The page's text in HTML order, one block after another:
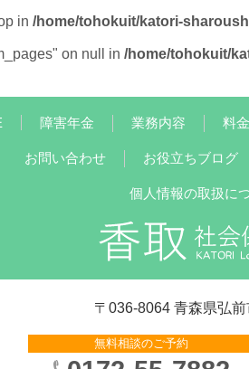
in/home/tohokuit/katori-
on null in/home/tohokuit/
障害年金 業務内容 料金
お問い合わせ お役立ちブログ
個人情報の取扱に
〒036-8064 青森県弘
無料相談のご予約